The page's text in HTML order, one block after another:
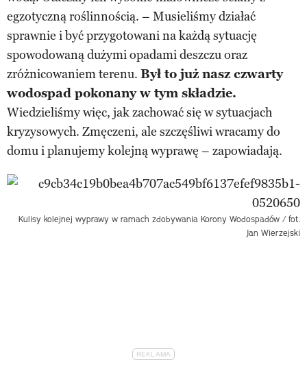
egzotyczną roślinnością. – Musieliśmy działać
sprawnie i być przygotowani na każdą sytuację
spowodowaną dużymi opadami deszczu oraz
zróżnicowaniem terenu. Był to już nasz czwarty
wodospad pokonany w tym składzie.
Wiedzieliśmy więc, jak zachować się w sytuacjach
kryzysowych. Zmęczeni, ale szczęśliwi wracamy do
domu i planujemy kolejną wyprawę – zapowiadają.
Kulisy kolejnej wyprawy w ramach zdobywania Korony Wodospadów / fot.
Jan Wierzejski